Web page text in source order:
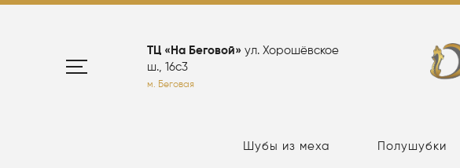
ТЦ «На Беговой» ул. Хорошёвское
ш., 16с3
м. Беговая
Шубы из меха Полушубки